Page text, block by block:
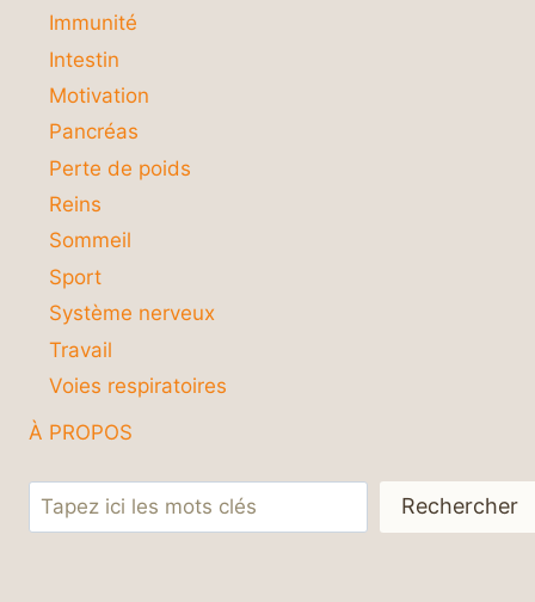
Immunité
Intestin
Motivation
Pancréas
Perte de poids
Reins
Sommeil
Sport
Système nerveux
Travail
Voies respiratoires
À PROPOS
Rechercher Rechercher